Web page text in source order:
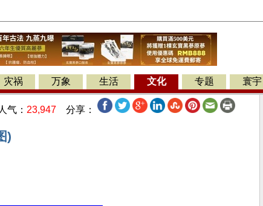
灾祸 万象 生活 文化 专题 寰宇
人气： 23,947 分享：
)